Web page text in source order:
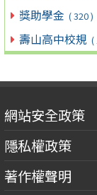
獎助學金 ( 320 )
壽山高中校規 (
網站安全政策
隱私權政策
著作權聲明